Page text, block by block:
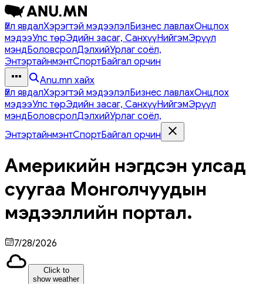
Үйл явдалХэрэгтэй мэдээлэлБизнес лавлахОнцлох
мэдээУлс төрЭдийн засаг, СанхүүНийгэмЭрүүл
мэндБоловсролДэлхийУрлаг соёл,
ЭнтэртайнмэнтСпортБайгал орчин
Anu.mn хайх
Үйл явдалХэрэгтэй мэдээлэлБизнес лавлахОнцлох
мэдээУлс төрЭдийн засаг, СанхүүНийгэмЭрүүл
мэндБоловсролДэлхийУрлаг соёл,
ЭнтэртайнмэнтСпортБайгал орчин
Америкийн нэгдсэн улсад
суугаа Монголчуудын
мэдээллийн портал.
7/28/2026
Click to
show weather